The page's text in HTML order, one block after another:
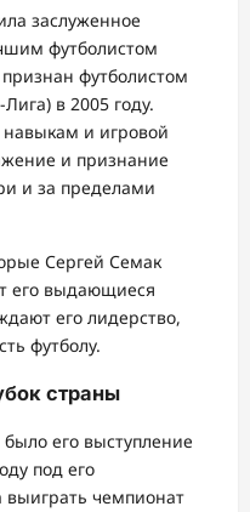
заслуженное
футболистом
футболистом
в 2005 году.
и игровой
и признание
и за пределами
Сергей Семак
его выдающиеся
его лидерство,
футболу.
страны
его выступление
под его
выиграть чемпионат